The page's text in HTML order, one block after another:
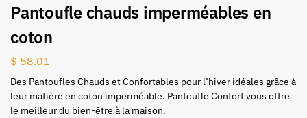
Pantoufle chauds imperméables en
coton
$ 58.01
Des Pantoufles Chauds et Confortables pour l’hiver idéales grâce à
leur matière en coton imperméable. Pantoufle Confort vous offre
le meilleur du bien-être à la maison.